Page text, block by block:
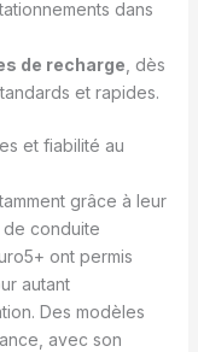
dans
de recharge , dès
et rapides.
et fiabilité au
grâce à leur
conduite
ont permis
autant
Des modèles
avec son